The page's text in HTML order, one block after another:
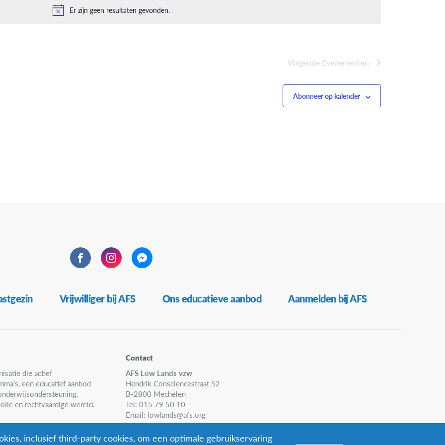
Bericht
Er zijn geen resultaten gevonden.
Volgende Evenementen
Abonneer op kalender
FacebookInstagramMessenger
Vrijwilliger bij AFS Ons educatieve aanbod Aanmelden bij AFS
Contact
AFS Low Lands vzw
Hendrik Consciencestraat 52
B-2800 Mechelen
Tel: 015 79 50 10
Email: lowlands@afs.org
die actief
een educatief aanbod
en rechtvaardige wereld.
inclusief third-party cookies, om een optimale gebruikservaring